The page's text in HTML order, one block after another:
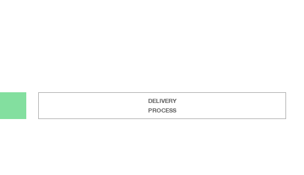
DELIVERY
PROCESS